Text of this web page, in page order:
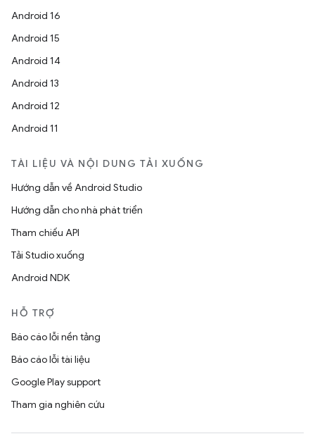
Android 16
Android 15
Android 14
Android 13
Android 12
Android 11
TÀI LIỆU VÀ NỘI DUNG TẢI XUỐNG
Hướng dẫn về Android Studio
Hướng dẫn cho nhà phát triển
Tham chiếu API
Tải Studio xuống
Android NDK
HỖ TRỢ
Báo cáo lỗi nền tảng
Báo cáo lỗi tài liệu
Google Play support
Tham gia nghiên cứu